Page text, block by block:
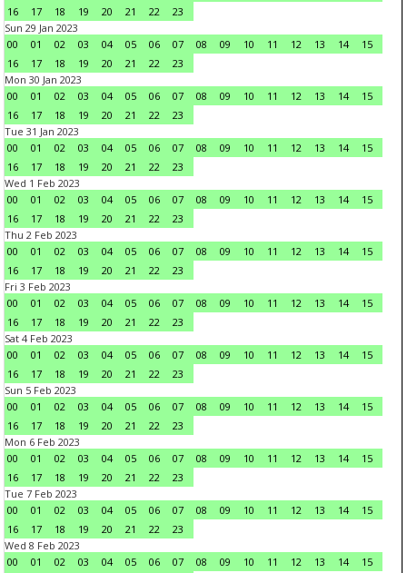
16
17 18 19 20 21 22
23
Sun 29 Jan 2023
00
01 02 03 04 05 06 07 08 09 10 11 12 13 14
15
16
17 18 19 20 21 22
23
Mon 30 Jan 2023
00
01 02 03 04 05 06 07 08 09 10 11 12 13 14
15
16
17 18 19 20 21 22
23
Tue 31 Jan 2023
00
01 02 03 04 05 06 07 08 09 10 11 12 13 14
15
16
17 18 19 20 21 22
23
Wed 1 Feb 2023
00
01 02 03 04 05 06 07 08 09 10 11 12 13 14
15
16
17 18 19 20 21 22
23
Thu 2 Feb 2023
00
01 02 03 04 05 06 07 08 09 10 11 12 13 14
15
16
17 18 19 20 21 22
23
Fri 3 Feb 2023
00
01 02 03 04 05 06 07 08 09 10 11 12 13 14
15
16
17 18 19 20 21 22
23
Sat 4 Feb 2023
00
01 02 03 04 05 06 07 08 09 10 11 12 13 14
15
16
17 18 19 20 21 22
23
Sun 5 Feb 2023
00
01 02 03 04 05 06 07 08 09 10 11 12 13 14
15
16
17 18 19 20 21 22
23
Mon 6 Feb 2023
00
01 02 03 04 05 06 07 08 09 10 11 12 13 14
15
16
17 18 19 20 21 22
23
Tue 7 Feb 2023
00
01 02 03 04 05 06 07 08 09 10 11 12 13 14
15
16
17 18 19 20 21 22
23
Wed 8 Feb 2023
00
01 02 03 04 05 06 07 08 09 10 11 12 13 14
15